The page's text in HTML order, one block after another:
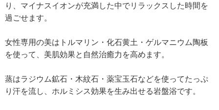
り、マイナスイオンが充満した中でリラックスした時間を
過ごせます。
女性専用の美はトルマリン・化石黄土・ゲルマニウム陶板
を使って、美肌効果と自然治癒力を高めます。
蒸はラジウム鉱石・木紋石・薬宝玉石などを使ってたっぷ
り汗を流し、ホルミシス効果を生み出せる岩盤浴です。